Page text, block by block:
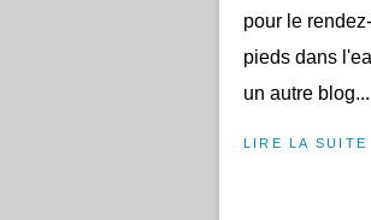
pour le
pieds dans
un autre blog...
LIRE LA SUITE